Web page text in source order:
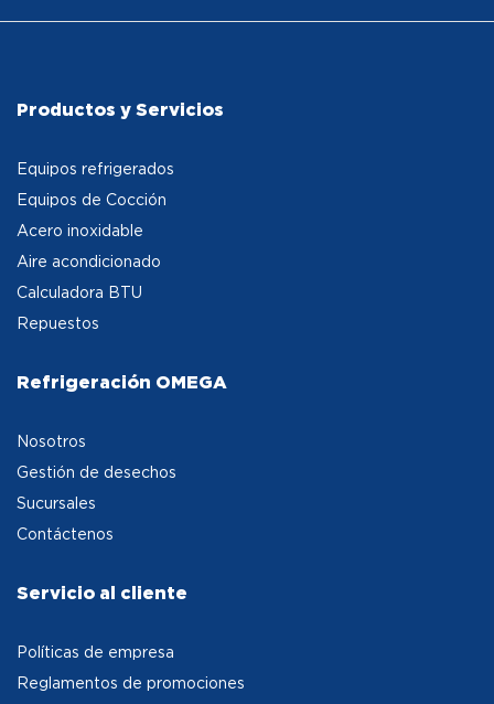
Productos y Servicios
Equipos refrigerados
Equipos de Cocción
Acero inoxidable
Aire acondicionado
Calculadora BTU
Repuestos
Refrigeración OMEGA
Nosotros
Gestión de desechos
Sucursales
Contáctenos
Servicio al cliente
Políticas de empresa
Reglamentos de promociones